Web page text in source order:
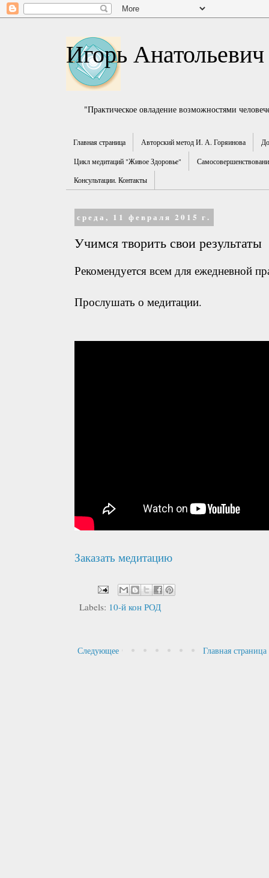
Игорь
"Практическое овладение возможностями
Главная страница Авторский метод И. А. Горяинова
Цикл медитаций "Живое Здоровье"
Консультации. Контакты
среда, 11 февраля 2015 г.
Учимся творить свои результаты
Рекомендуется всем для ежедневной
Прослушать о медитации.
Заказать медитацию
Labels: 10-й кон РОД
Следующее Главная страница